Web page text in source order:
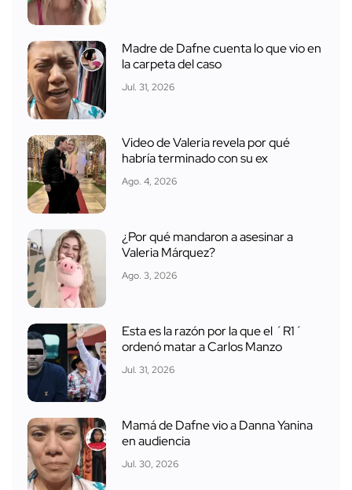
Madre de Dafne cuenta lo que vio en
la carpeta del caso
Jul. 31, 2026
Video de Valeria revela por qué
habría terminado con su ex
Ago. 4, 2026
¿Por qué mandaron a asesinar a
Valeria Márquez?
Ago. 3, 2026
Esta es la razón por la que el ´R1´
ordenó matar a Carlos Manzo
Jul. 31, 2026
Mamá de Dafne vio a Danna Yanina
en audiencia
Jul. 30, 2026